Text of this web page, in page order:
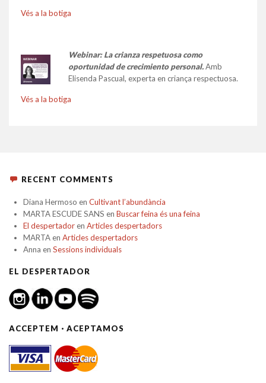
Vés a la botiga
Webinar: La crianza respetuosa como
oportunidad de crecimiento personal.Amb
Elisenda Pascual, experta en criança respectuosa.
Vés a la botiga
RECENT COMMENTS
Diana Hermoso en Cultivant l’abundància
MARTA ESCUDE SANS en Buscar feina és una feina
El despertadoren Articles despertadors
MARTAen Articles despertadors
Anna en Sessions individuals
EL DESPERTADOR
ACCEPTEM · ACEPTAMOS